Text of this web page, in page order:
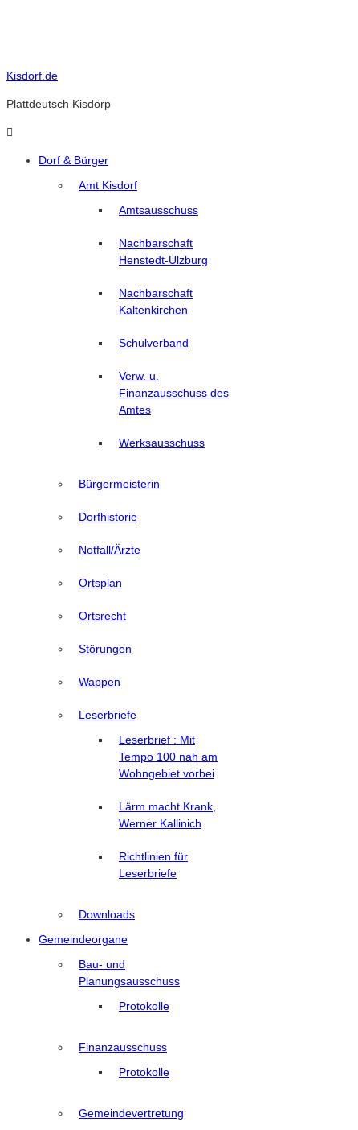
Kisdorf.de
Plattdeutsch Kisdörp
Dorf & Bürger
Amt Kisdorf
Amtsausschuss
Nachbarschaft
Henstedt-Ulzburg
Nachbarschaft
Kaltenkirchen
Schulverband
Verw. u.
Finanzausschuss des
Amtes
Werksausschuss
Bürgermeisterin
Dorfhistorie
Notfall/Ärzte
Ortsplan
Ortsrecht
Störungen
Wappen
Leserbriefe
Leserbrief : Mit
Tempo 100 nah am
Wohngebiet vorbei
Lärm macht Krank,
Werner Kallinich
Richtlinien für
Leserbriefe
Downloads
Gemeindeorgane
Bau- und
Planungsausschuss
Protokolle
Finanzausschuss
Protokolle
Gemeindevertretung